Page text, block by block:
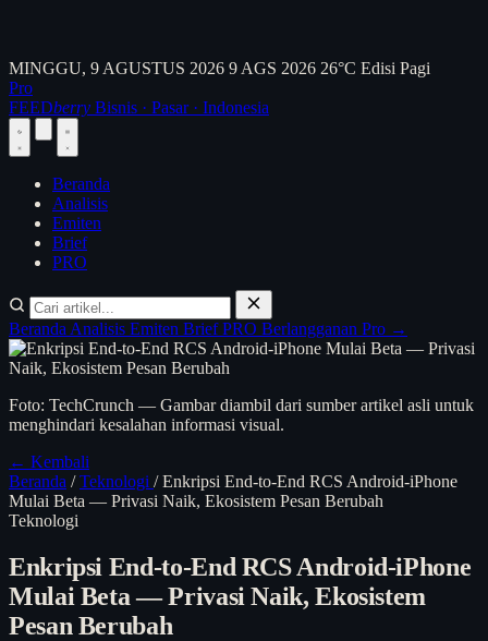
MINGGU, 9 AGUSTUS 2026 9 AGS 2026 26°C Edisi Pagi
Pro
FEEDberry Bisnis · Pasar · Indonesia
Beranda
Analisis
Emiten
Brief
PRO
Beranda Analisis Emiten BriefPRO Berlangganan Pro →
Foto: TechCrunch — Gambar diambil dari sumber artikel asli untuk
menghindari kesalahan informasi visual.
← Kembali
Beranda / Teknologi / Enkripsi End-to-End RCS Android-iPhone
Mulai Beta — Privasi Naik, Ekosistem Pesan Berubah
Teknologi
Enkripsi End-to-End RCS Android-iPhone
Mulai Beta — Privasi Naik, Ekosistem
Pesan Berubah